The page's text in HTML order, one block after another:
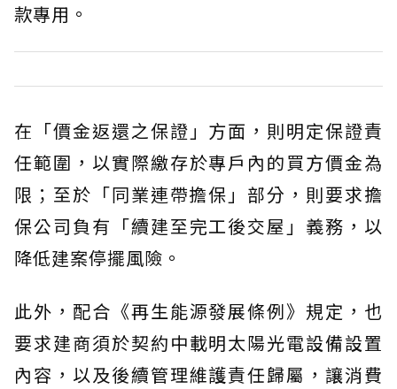
款專用。
在「價金返還之保證」方面，則明定保證責
任範圍，以實際繳存於專戶內的買方價金為
限；至於「同業連帶擔保」部分，則要求擔
保公司負有「續建至完工後交屋」義務，以
降低建案停擺風險。
此外，配合《再生能源發展條例》規定，也
要求建商須於契約中載明太陽光電設備設置
內容，以及後續管理維護責任歸屬，讓消費